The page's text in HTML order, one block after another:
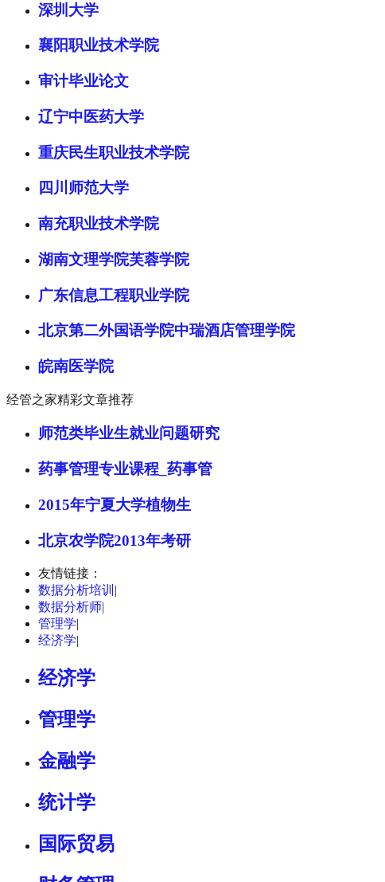
深圳大学
襄阳职业技术学院
审计毕业论文
辽宁中医药大学
重庆民生职业技术学院
四川师范大学
南充职业技术学院
湖南文理学院芙蓉学院
广东信息工程职业学院
北京第二外国语学院中瑞酒店管理学院
皖南医学院
经管之家精彩文章推荐
师范类毕业生就业问题研究
药事管理专业课程_药事管
2015年宁夏大学植物生
北京农学院2013年考研
友情链接：
数据分析培训 |
数据分析师|
管理学|
经济学|
经济学
管理学
金融学
统计学
国际贸易